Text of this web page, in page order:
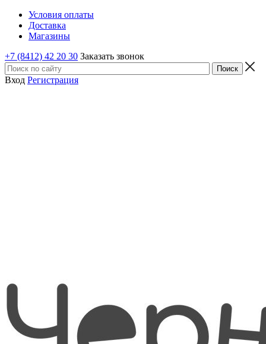
Условия оплаты
Доставка
Магазины
+7 (8412) 42 20 30 Заказать звонок
Вход Регистрация